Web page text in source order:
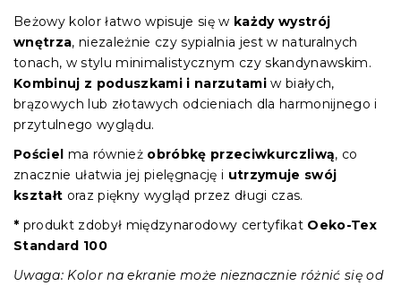
Beżowy kolor łatwo wpisuje się w każdy wystrój
wnętrza, niezależnie czy sypialnia jest w naturalnych
tonach, w stylu minimalistycznym czy skandynawskim.
Kombinuj z poduszkami i narzutami w białych,
brązowych lub złotawych odcieniach dla harmonijnego i
przytulnego wyglądu.
Pościel ma również obróbkę przeciwkurczliwą, co
znacznie ułatwia jej pielęgnację i utrzymuje swój
kształt oraz piękny wygląd przez długi czas.
* produkt zdobył międzynarodowy certyfikat Oeko-Tex
Standard 100
Uwaga: Kolor na ekranie może nieznacznie różnić się od